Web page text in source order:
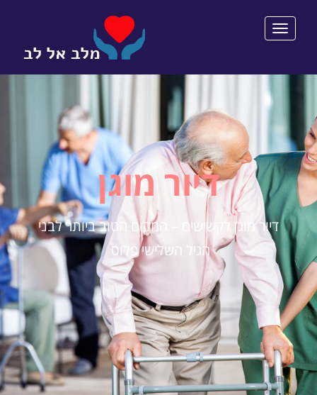
תפריט
דיור מוגן
דיור מוגן לקשישים – המקום הטוב ביותר לבני
הגיל השלישי פלוס